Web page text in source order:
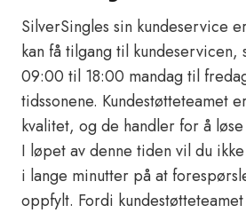
SilverSingles sin kundeservice
kan få tilgang til
09:00 til 18:00 mandag til
tidssonene. Kundestøtteteamet
kvalitet, og de handler for å
I løpet av denne tiden vil du
i lange minutter på at
oppfylt. Fordi